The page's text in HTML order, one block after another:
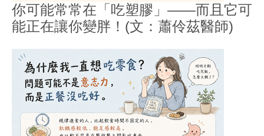
你可能常常在「吃塑膠」——而且它可
能正在讓你變胖！(文：蕭伶茲醫師)